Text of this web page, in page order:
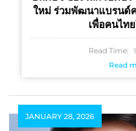
ใหม่ ร่วมพัฒนาแบรนด์
เพื่อคนไท
Read Time: 1
Read
JANUARY 28, 2026